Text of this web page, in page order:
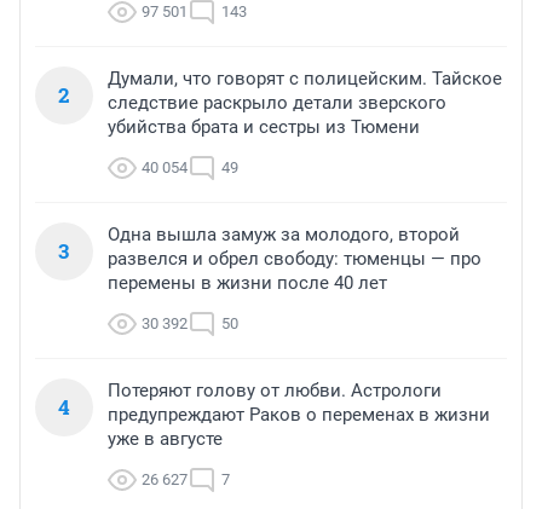
97 501 143
2
Думали, что говорят с полицейским. Тайское
следствие раскрыло детали зверского
убийства брата и сестры из Тюмени
40 054 49
3
Одна вышла замуж за молодого, второй
развелся и обрел свободу: тюменцы — про
перемены в жизни после 40 лет
30 392 50
4
Потеряют голову от любви. Астрологи
предупреждают Раков о переменах в жизни
уже в августе
26 627 7